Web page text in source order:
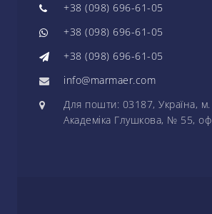
+38 (098) 696-61-05
+38 (098) 696-61-05
+38 (098) 696-61-05
info@marmaer.com
Для пошти: 03187, Україна, м.
Академіка Глушкова, № 55,